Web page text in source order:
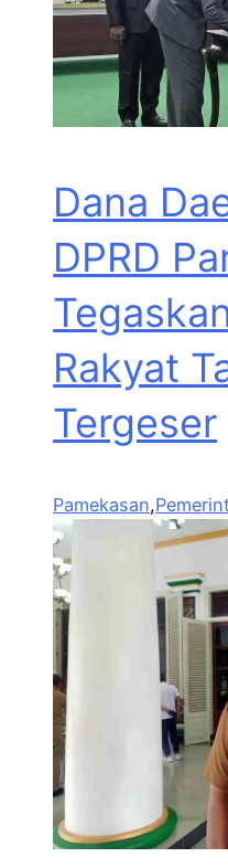
Dana
DPRD
Rakyat
Tergeser
Pamekasan,